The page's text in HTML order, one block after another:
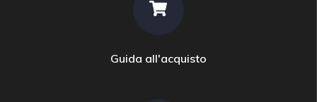
Guida all'acquisto